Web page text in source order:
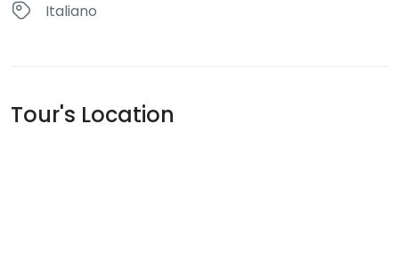
Italiano
Tour's Location